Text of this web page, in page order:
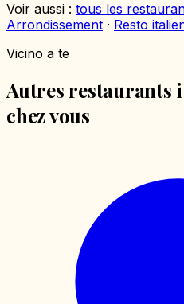
Voir aussi : tous les
Arrondissement · Resto
Vicino a te
Autres restaurants
chez vous